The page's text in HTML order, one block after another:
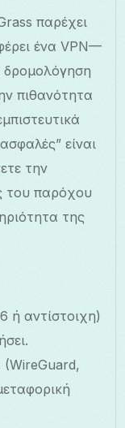
παρέχει
ένα VPN—
πιθανότητα
είναι
την
του παρόχου
της
ή αντίστοιχη)